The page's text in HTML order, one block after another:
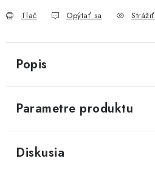
Tlač Opýtať sa Strážiť
Popis
Parametre produktu
Diskusia